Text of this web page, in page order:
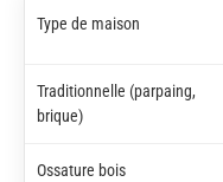
Type de maison
Traditionnelle (parpaing,
brique)
Ossature bois